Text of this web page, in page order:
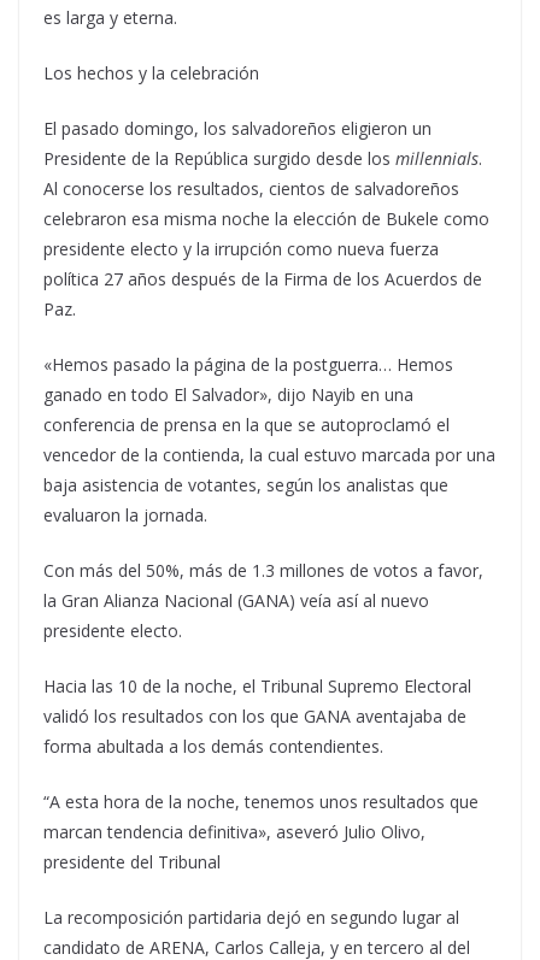
es larga y eterna.
Los hechos y la celebración
El pasado domingo, los salvadoreños eligieron un
Presidente de la República surgido desde los millennials.
Al conocerse los resultados, cientos de salvadoreños
celebraron esa misma noche la elección de Bukele como
presidente electo y la irrupción como nueva fuerza
política 27 años después de la Firma de los Acuerdos de
Paz.
«Hemos pasado la página de la postguerra… Hemos
ganado en todo El Salvador», dijo Nayib en una
conferencia de prensa en la que se autoproclamó el
vencedor de la contienda, la cual estuvo marcada por una
baja asistencia de votantes, según los analistas que
evaluaron la jornada.
Con más del 50%, más de 1.3 millones de votos a favor,
la Gran Alianza Nacional (GANA) veía así al nuevo
presidente electo.
Hacia las 10 de la noche, el Tribunal Supremo Electoral
validó los resultados con los que GANA aventajaba de
forma abultada a los demás contendientes.
“A esta hora de la noche, tenemos unos resultados que
marcan tendencia definitiva», aseveró Julio Olivo,
presidente del Tribunal
La recomposición partidaria dejó en segundo lugar al
candidato de ARENA, Carlos Calleja, y en tercero al del